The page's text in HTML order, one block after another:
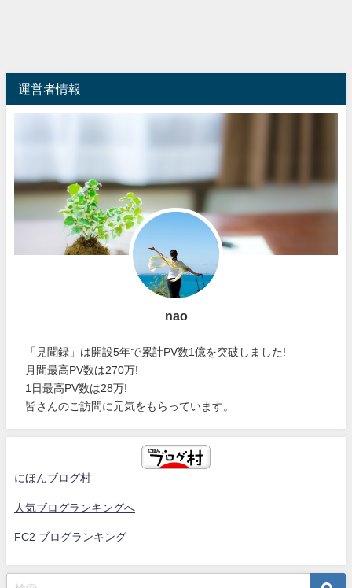
運営者情報
nao
「見聞録」は開設5年で累計PV数1億を突破しました!
月間最高PV数は270万!
1日最高PV数は28万!
皆さんのご訪問に元気をもらっています。
にほんブログ村
人気ブログランキングへ
FC2 ブログランキング